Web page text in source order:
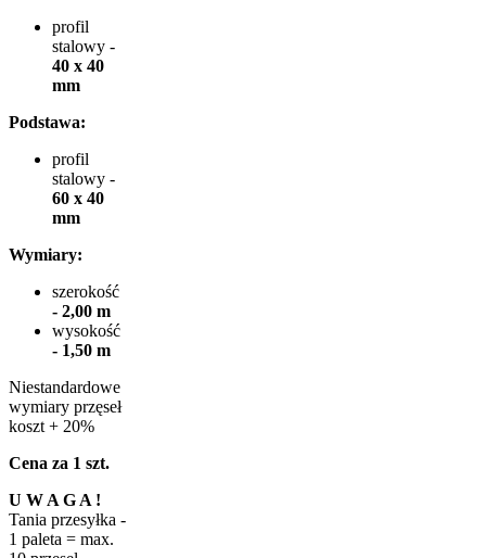
profil
stalowy -
40 x 40
mm
Podstawa:
profil
stalowy -
60 x 40
mm
Wymiary:
szerokość
- 2,00 m
wysokość
- 1,50 m
Niestandardowe
wymiary przęseł
koszt + 20%
Cena za 1 szt.
U W A G A !
Tania przesyłka -
1 paleta = max.